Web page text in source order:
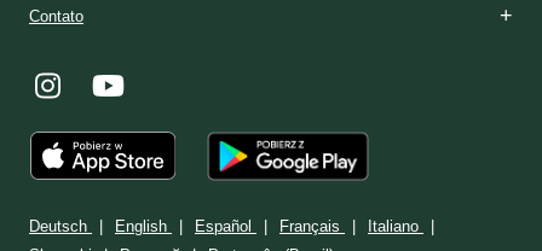
Contato
Deutsch English Español Français
Italiano